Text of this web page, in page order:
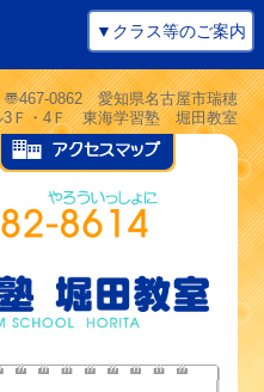
▼クラス等のご案内
467-0862 愛知県名古屋市瑞穂
Ｆ・4Ｆ 東海学習塾 堀田教室